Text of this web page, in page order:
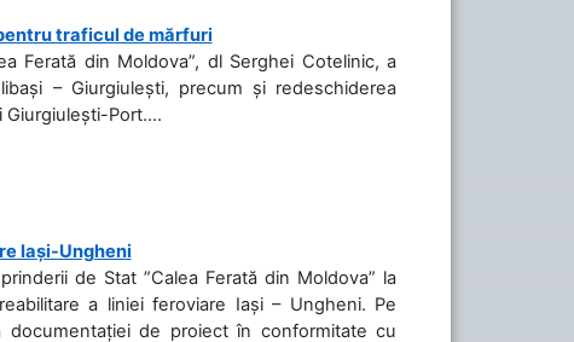
traficul de mărfuri
Ferată din Moldova”, dl Serghei Cotelinic, a
– Giurgiulești, precum și redeschiderea
Port....
Iași-Ungheni
de Stat ”Calea Ferată din Moldova” la
a liniei feroviare Iași – Ungheni. Pe
documentației de proiect în conformitate cu